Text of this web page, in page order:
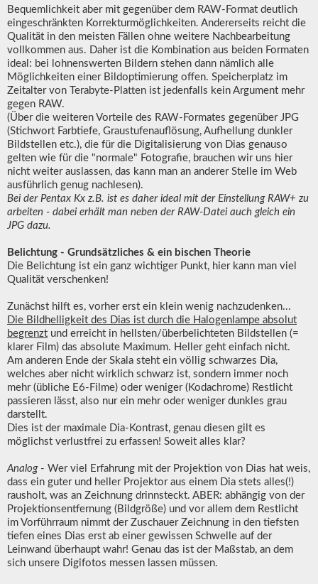
Bequemlichkeit aber mit gegenüber dem RAW-Format deutlich
eingeschränkten Korrekturmöglichkeiten. Andererseits reicht die
Qualität in den meisten Fällen ohne weitere Nachbearbeitung
vollkommen aus. Daher ist die Kombination aus beiden Formaten
ideal: bei lohnenswerten Bildern stehen dann nämlich alle
Möglichkeiten einer Bildoptimierung offen. Speicherplatz im
Zeitalter von Terabyte-Platten ist jedenfalls kein Argument mehr
gegen RAW.
(Über die weiteren Vorteile des RAW-Formates gegenüber JPG
(Stichwort Farbtiefe, Graustufenauflösung, Aufhellung dunkler
Bildstellen etc.), die für die Digitalisierung von Dias genauso
gelten wie für die "normale" Fotografie, brauchen wir uns hier
nicht weiter auslassen, das kann man an anderer Stelle im Web
ausführlich genug nachlesen).
Bei der Pentax Kx z.B. ist es daher ideal mit der Einstellung RAW+ zu
arbeiten - dabei erhält man neben der RAW-Datei auch gleich ein
JPG dazu.
Belichtung - Grundsätzliches & ein bischen Theorie
Die Belichtung ist ein ganz wichtiger Punkt, hier kann man viel
Qualität verschenken!
Zunächst hilft es, vorher erst ein klein wenig nachzudenken...
Die Bildhelligkeit des Dias ist durch die Halogenlampe absolut
begrenzt und erreicht in hellsten/überbelichteten Bildstellen (=
klarer Film) das absolute Maximum. Heller geht einfach nicht.
Am anderen Ende der Skala steht ein völlig schwarzes Dia,
welches aber nicht wirklich schwarz ist, sondern immer noch
mehr (übliche E6-Filme) oder weniger (Kodachrome) Restlicht
passieren lässt, also nur ein mehr oder weniger dunkles grau
darstellt.
Dies ist der maximale Dia-Kontrast, genau diesen gilt es
möglichst verlustfrei zu erfassen! Soweit alles klar?
Analog - Wer viel Erfahrung mit der Projektion von Dias hat weis,
dass ein guter und heller Projektor aus einem Dia stets alles(!)
rausholt, was an Zeichnung drinnsteckt. ABER: abhängig von der
Projektionsentfernung (Bildgröße) und vor allem dem Restlicht
im Vorführraum nimmt der Zuschauer Zeichnung in den tiefsten
tiefen eines Dias erst ab einer gewissen Schwelle auf der
Leinwand überhaupt wahr! Genau das ist der Maßstab, an dem
sich unsere Digifotos messen lassen müssen.